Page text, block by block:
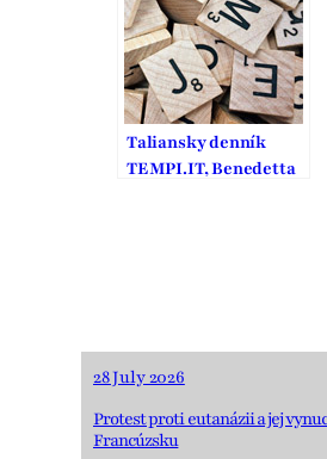
Taliansky denník
TEMPI.IT, Benedetta
28 July 2026
Protest proti eutanázii a jej
Francúzsku